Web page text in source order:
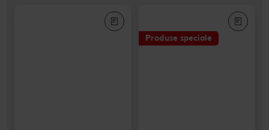
Produse speciale